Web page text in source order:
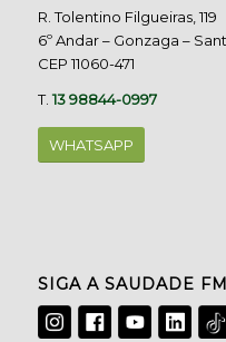
R. Tolentino Filgueiras, 119
6º Andar – Gonzaga –
CEP 11060-471
T.13 98844-0997
WHATSAPP
SIGA A SAUDADE